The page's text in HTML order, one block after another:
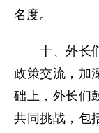
名度。
十、外长们
政策交流，加
础上，外长们
共同挑战，包